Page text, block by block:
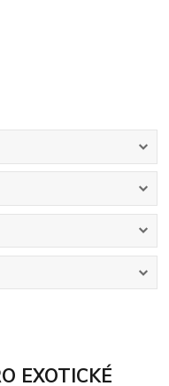
EXOTICKÉ